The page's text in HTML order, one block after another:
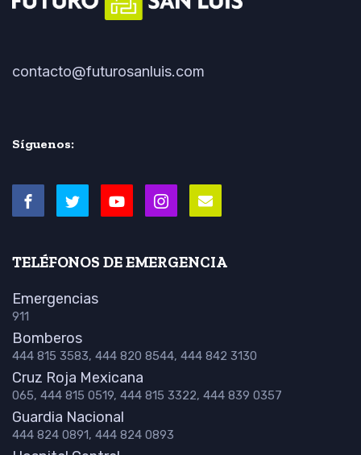
contacto@futurosanluis.com
Síguenos:
TELÉFONOS DE EMERGENCIA
Emergencias
911
Bomberos
444 815 3583, 444 820 8544, 444 842 3130
Cruz Roja Mexicana
065, 444 815 0519, 444 815 3322, 444 839 0357
Guardia Nacional
444 824 0891, 444 824 0893